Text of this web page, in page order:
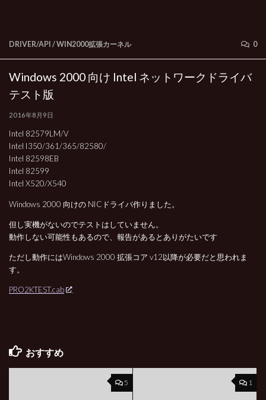
DRIVER/API /WIN2000拡張カーネル 0
Windows 2000 向け Intel ネットワークドライバ
テスト版
2016年8月9日
Intel 82579LM/V
Intel I350/361/365/82580/
Intel 82598EB
Intel 82599
Intel X520/X540
Windows 2000 向けの NICドライバ作りました。
但し実機がないのでテストはしていません。
動作しない可能性もあるので、報告があるとありがたいです
ただし動作にはWindows 2000 拡張コア v12以降が必要だと思われま
す。
PRO2KTEST.cab
おすすめ
5 1